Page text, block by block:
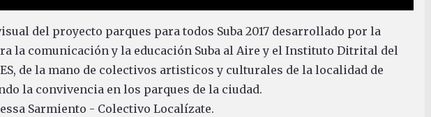
del proyecto parques para todos Suba 2017 desarrollado por la
la comunicación y la educación Suba al Aire y el Instituto Ditrital del
de la mano de colectivos artisticos y culturales de la localidad de
la convivencia en los parques de la ciudad.
Sarmiento - Colectivo Localízate.